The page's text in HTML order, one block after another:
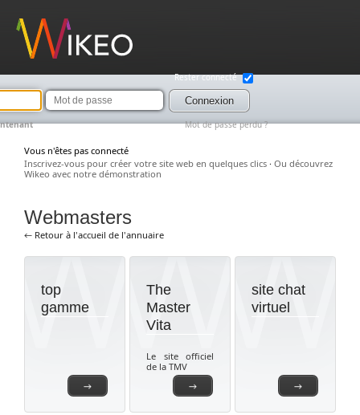
Rester connecté
Mot
de
passe
Connexion
Mot de passe perdu ?
Vous n'êtes pas connecté
Inscrivez-vous pour créer votre site web en quelques clics · Ou découvrez
Wikeo avec notre démonstration
Webmasters
← Retour à l'accueil de l'annuaire
→
top
gamme
→
The
Master
Vita
Le site officiel
de la TMV
→
site chat
virtuel